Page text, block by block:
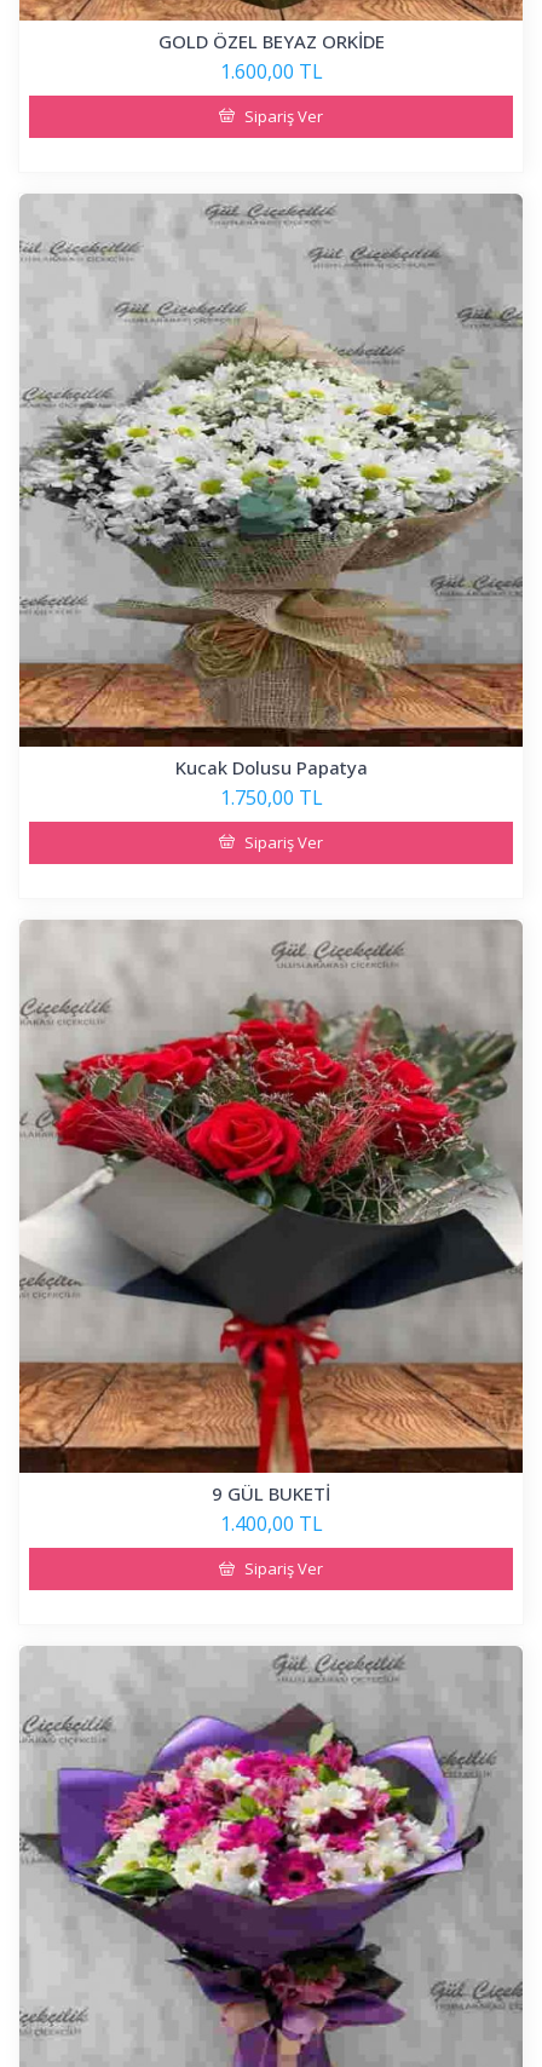
GOLD ÖZEL BEYAZ ORKİDE
1.600,00 TL
Sipariş Ver
Kucak Dolusu Papatya
1.750,00 TL
Sipariş Ver
9 GÜL BUKETİ
1.400,00 TL
Sipariş Ver